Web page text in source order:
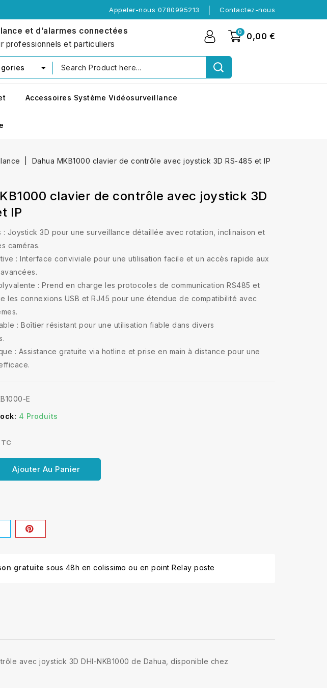
Appeler-nous 0780995213 Contactez-nous
0 0,00 €
et d’alarmes connectées
professionnels et particuliers
Accessoires Système Vidéosurveillance
Dahua MKB1000 clavier de contrôle avec joystick 3D RS-485 et IP
clavier de contrôle avec joystick 3D
IP
: Joystick 3D pour une surveillance détaillée avec rotation, inclinaison et
caméras.
: Interface conviviale pour une utilisation facile et un accès rapide aux
: Prend en charge les protocoles de communication RS485 et
les connexions USB et RJ45 pour une étendue de compatibilité avec
: Boîtier résistant pour une utilisation fiable dans divers
: Assistance gratuite via hotline et prise en main à distance pour une
E
4 Produits
Ajouter Au Panier
gratuite sous 48h en colissimo ou en point Relay poste
avec joystick 3D DHI-NKB1000 de Dahua, disponible chez